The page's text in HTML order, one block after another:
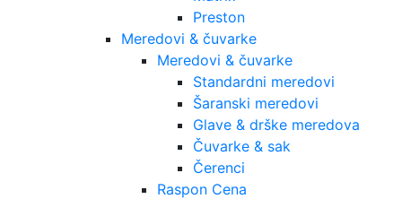
Preston
Meredovi & čuvarke
Meredovi & čuvarke
Standardni meredovi
Šaranski meredovi
Glave & drške meredova
Čuvarke & sak
Čerenci
Raspon Cena